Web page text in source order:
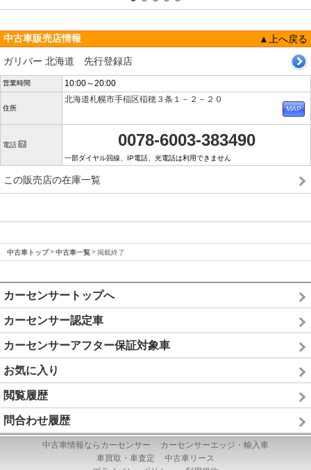
中古車販売店情報
▲上へ戻る
ガリバー 北海道 先行登録店
営業時間 10:00～20:00
住所
北海道札幌市手稲区稲穂３条１－２－２０
電話 0078-6003-383490
一部ダイヤル回線、IP電話、光電話は利用できません
この販売店の在庫一覧
中古車トップ 中古車一覧 掲載終了
カーセンサートップへ
カーセンサー認定車
カーセンサーアフター保証対象車
お気に入り
閲覧履歴
問合わせ履歴
中古車情報ならカーセンサー
カーセンサーエッジ・輸入車
車買取・車査定
中古車リース